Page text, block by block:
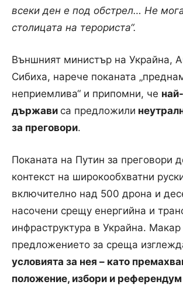
всеки ден е под обстрел… Не
столицата на терориста“.
Външният министър на Украйна,
Сибиха, нарече поканата
неприемлива“ и припомни, че
държави са предложили
за преговори.
Поканата на Путин за преговори
контекст на широкообхватни
включително над 500 дрона и
насочени срещу енергийна и
инфраструктура в Украйна. Макар
предложението за среща
условията за нея – като
положение, избори и референдум